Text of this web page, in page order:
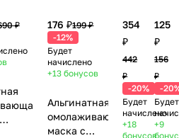
₽
176 ₽199 ₽
-12%
Будет
начислено
+13 бонусов
Альгинатная
омолаживающая
маска с
354
₽
442
₽
-20%
Будет
начислено
+18
бонусов
125
₽
156
₽
-
Будет
+9